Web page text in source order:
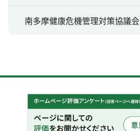
南多摩健康危機管理対策協議会